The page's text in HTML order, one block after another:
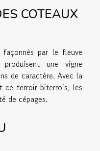
COTEAUX
par le fleuve
une vigne
de caractère. Avec la
ce terroir biterrois, les
de cépages.